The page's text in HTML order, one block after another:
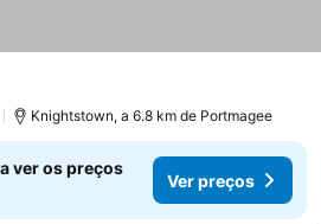
Knightstown, a 6.8 km de Portmagee
ver os preços
Ver preços